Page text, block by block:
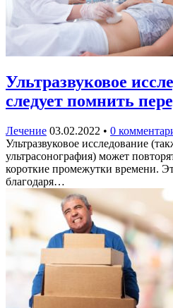
Ультразвуковое
следует помнить
Лечение 03.02.2022 • 0
Ультразвуковое исследование
ультрасонография) может
короткие промежутки времени.
благодаря…